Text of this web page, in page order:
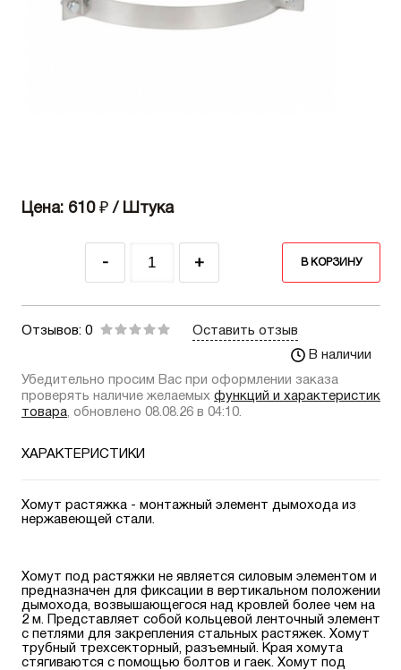
Цена: 610 ₽ / Штука
- + В КОРЗИНУ
Отзывов: 0
Оставить отзыв
В наличии
Убедительно просим Вас при оформлении заказа
проверять наличие желаемых функций и характеристик
товара, обновлено 08.08.26 в 04:10.
ХАРАКТЕРИСТИКИ
Хомут растяжка - монтажный элемент дымохода из
нержавеющей стали.
Хомут под растяжки не является силовым элементом и
предназначен для фиксации в вертикальном положении
дымохода, возвышающегося над кровлей более чем на
2 м. Представляет собой кольцевой ленточный элемент
с петлями для закрепления стальных растяжек. Хомут
трубный трехсекторный, разъемный. Края хомута
стягиваются с помощью болтов и гаек. Хомут под